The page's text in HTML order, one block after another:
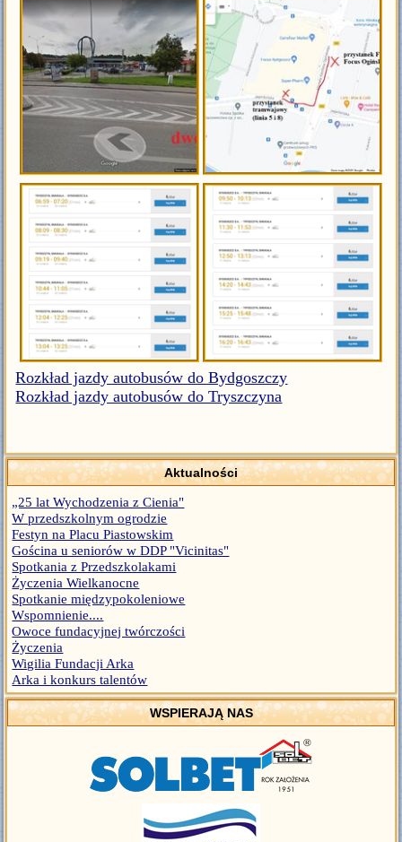
Rozkład jazdy autobusów do Bydgoszczy
Rozkład jazdy autobusów do Tryszczyna
Aktualności
„25 lat Wychodzenia z Cienia"
W przedszkolnym ogrodzie
Festyn na Placu Piastowskim
Gościna u seniorów w DDP "Vicinitas"
Spotkania z Przedszkolakami
Życzenia Wielkanocne
Spotkanie międzypokoleniowe
Wspomnienie....
Owoce fundacyjnej twórczości
Życzenia
Wigilia Fundacji Arka
Arka i konkurs talentów
WSPIERAJĄ NAS